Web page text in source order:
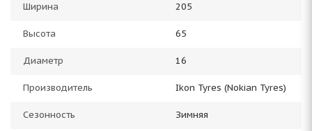
Ширина 205
Высота 65
Диаметр 16
Производитель Ikon Tyres (Nokian Tyres)
Сезонность Зимняя